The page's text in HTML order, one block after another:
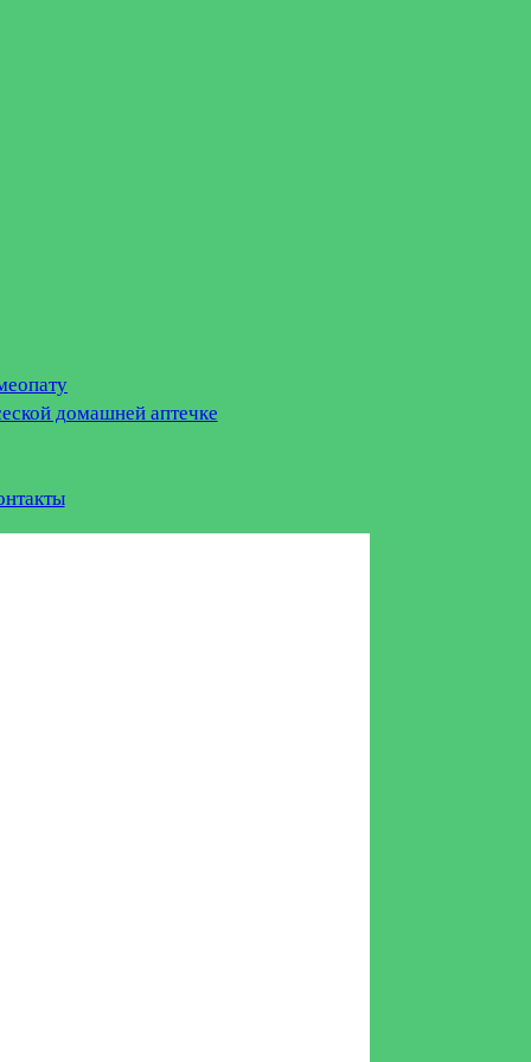
домашней аптечке